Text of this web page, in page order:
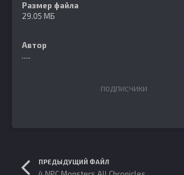
Размер файла
29.05 МБ
Автор
.....
ПОДПИСЧИКИ
ПРЕДЫДУЩИЙ ФАЙЛ